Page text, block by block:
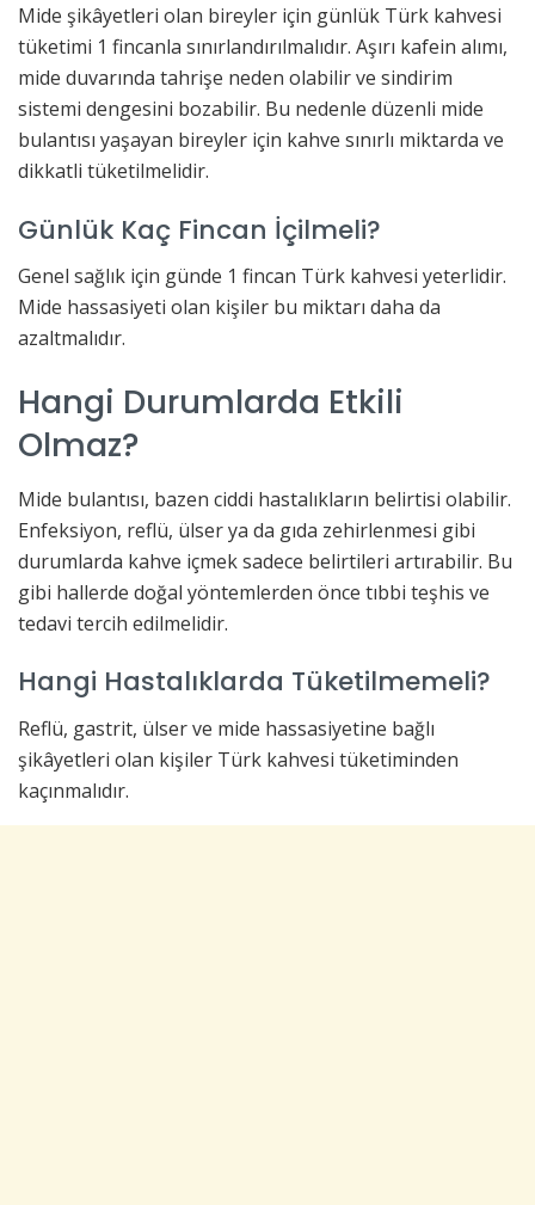
Mide şikâyetleri olan bireyler için günlük Türk kahvesi
tüketimi 1 fincanla sınırlandırılmalıdır. Aşırı kafein alımı,
mide duvarında tahrişe neden olabilir ve sindirim
sistemi dengesini bozabilir. Bu nedenle düzenli mide
bulantısı yaşayan bireyler için kahve sınırlı miktarda ve
dikkatli tüketilmelidir.
Günlük Kaç Fincan İçilmeli?
Genel sağlık için günde 1 fincan Türk kahvesi yeterlidir.
Mide hassasiyeti olan kişiler bu miktarı daha da
azaltmalıdır.
Hangi Durumlarda Etkili
Olmaz?
Mide bulantısı, bazen ciddi hastalıkların belirtisi olabilir.
Enfeksiyon, reflü, ülser ya da gıda zehirlenmesi gibi
durumlarda kahve içmek sadece belirtileri artırabilir. Bu
gibi hallerde doğal yöntemlerden önce tıbbi teşhis ve
tedavi tercih edilmelidir.
Hangi Hastalıklarda Tüketilmemeli?
Reflü, gastrit, ülser ve mide hassasiyetine bağlı
şikâyetleri olan kişiler Türk kahvesi tüketiminden
kaçınmalıdır.